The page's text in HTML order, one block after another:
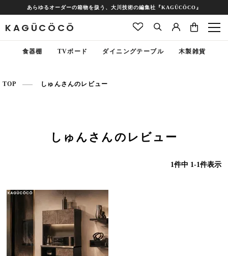
あらゆるオーダーの箱物を扱う、大川技術の編集社『KAGÜCÖCO』
KAGÜCÖCÖ
食器棚 TVボード ダイニングテーブル 木製雑貨
TOP しゅんさんのレビュー
しゅんさんのレビュー
1件中 1-1件表示